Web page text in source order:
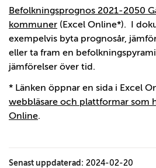
Befolkningsprognos 2021-2050
kommuner (Excel Online*). I
exempelvis byta prognosår,
eller ta fram en
jämförelser över tid.
* Länken öppnar en sida i Excel
webbläsare och plattformar som
Online.
Senast uppdaterad: 2024-02-20